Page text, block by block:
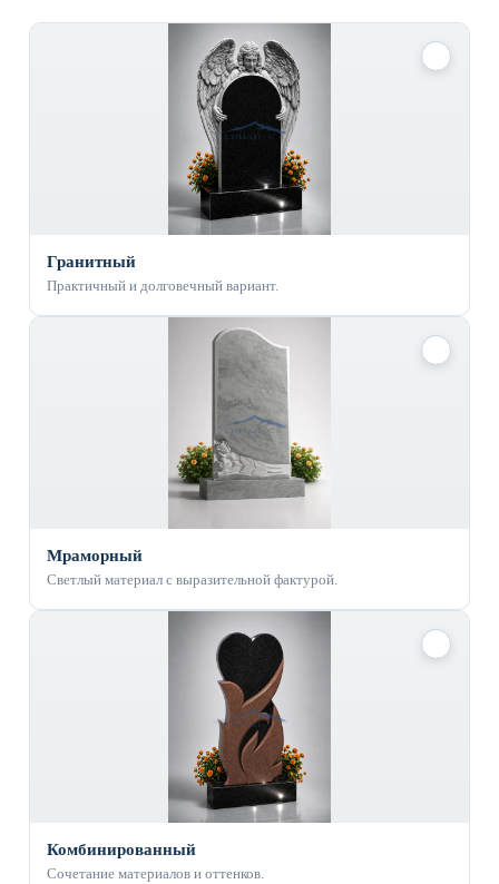
Гранитный
Практичный и долговечный вариант.
Мраморный
Светлый материал с выразительной фактурой.
Комбинированный
Сочетание материалов и оттенков.